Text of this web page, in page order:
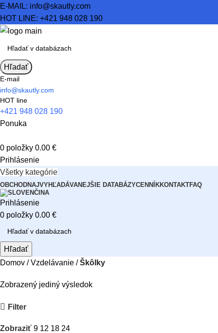
E-MAIL: info@skautly.com
HOT LINE: +421 948 028 190
Hľadať
E-mail
info@skautly.com
HOT line
+421 948 028 190
Ponuka
0 položky 0.00 €
Prihlásenie
Všetky kategórie
OBCHODNAJVYHĽADÁVANEJŠIE DATABÁZYCENNÍKKONTAKTFAQ
Prihlásenie
0 položky 0.00 €
Hľadať
Domov
Vzdelávanie Škôlky
Zobrazený jediný výsledok
Filter
Zobraziť 9 12 18 24